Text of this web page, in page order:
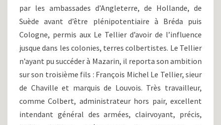
par les ambassades d’Angleterre, de Hollande, de
Suède avant d’être plénipotentiaire à Bréda puis
Cologne, permis aux Le Tellier d’avoir de l’influence
jusque dans les colonies, terres colbertistes. Le Tellier
n’ayant pu succéder à Mazarin, il reporta son ambition
sur son troisième fils : François Michel Le Tellier, sieur
de Chaville et marquis de Louvois. Très travailleur,
comme Colbert, administrateur hors pair, excellent
intendant général des armées, clairvoyant, précis,